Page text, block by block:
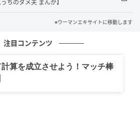
ちのダメ夫 まんが】
※ウーマンエキサイトに移動します
注目コンテンツ
算を成立させよう！マッチ棒